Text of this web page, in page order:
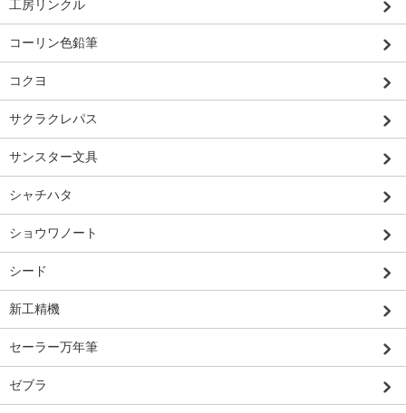
工房リンクル
コーリン色鉛筆
コクヨ
サクラクレパス
サンスター文具
シャチハタ
ショウワノート
シード
新工精機
セーラー万年筆
ゼブラ